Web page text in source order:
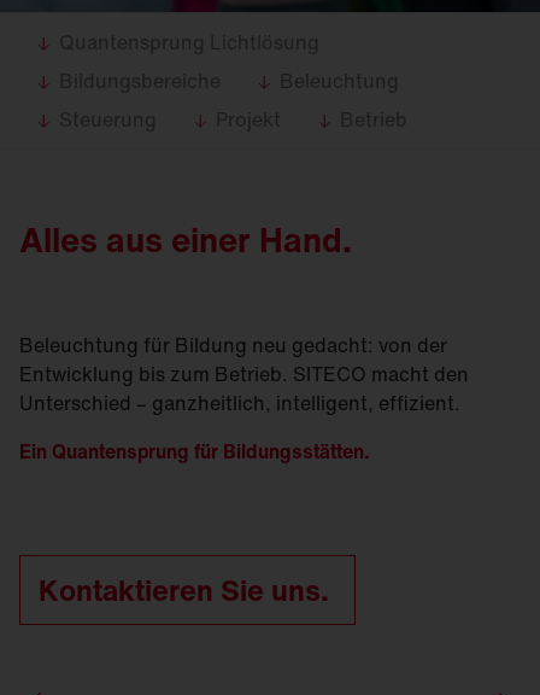
Quantensprung Lichtlösung
Bildungsbereiche
Beleuchtung
Steuerung
Projekt Betrieb
Alles aus einer Hand.
Beleuchtung für Bildung neu gedacht: von der
Entwicklung bis zum Betrieb. SITECO macht den
Unterschied – ganzheitlich, intelligent, effizient.
Ein Quantensprung für Bildungsstätten.
Kontaktieren Sie uns.